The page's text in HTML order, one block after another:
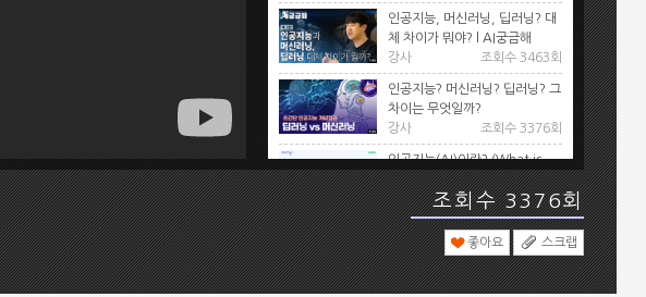
인공지능, 머신러닝, 딥러닝? 대
체 차이가 뭐야? l AI궁금해
강사
조회수 3463회
인공지능? 머신러닝? 딥러닝? 그
차이는 무엇일까?
강사
조회수 3376회
인공지능(AI)이란? (What is
AI?)
강사
조회수 2253회
[아주 쉬운 인공지능 정의] 인공
지능이 무엇일까요? 컴퓨터랑 뭐
가 다를까요?
강사
조회수 2224회
조회수 3376회
좋아요 스크랩